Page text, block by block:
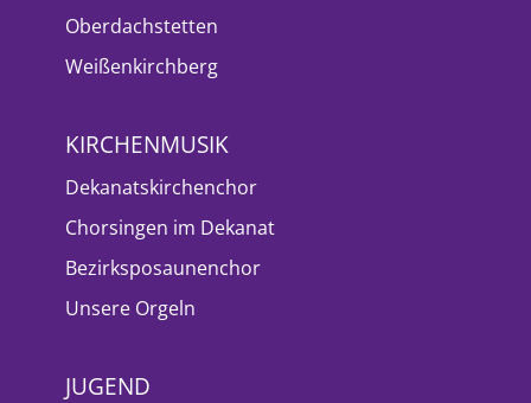
Oberdachstetten
Weißenkirchberg
KIRCHENMUSIK
Dekanatskirchenchor
Chorsingen im Dekanat
Bezirksposaunenchor
Unsere Orgeln
JUGEND